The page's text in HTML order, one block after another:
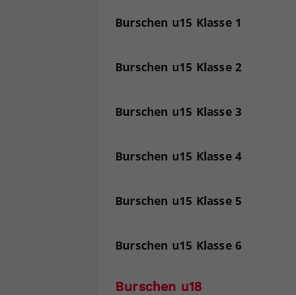
Burschen u15 Klasse 1
Burschen u15 Klasse 2
Burschen u15 Klasse 3
Burschen u15 Klasse 4
Burschen u15 Klasse 5
Burschen u15 Klasse 6
Burschen u18